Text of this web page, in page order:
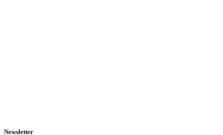
Newsletter